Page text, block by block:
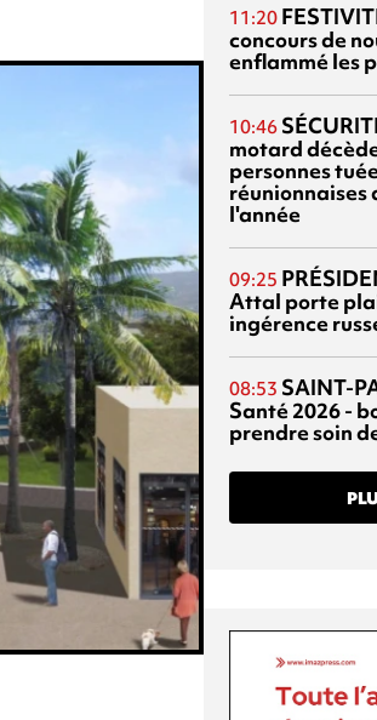
11:20
concours de
enflammé les
10:46
motard
personnes
réunionnaises
l'année
09:25
Attal porte
ingérence
08:53 SAINT-
Santé 2026 -
prendre soin